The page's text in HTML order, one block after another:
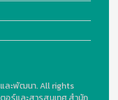
ละพัฒนา. All rights